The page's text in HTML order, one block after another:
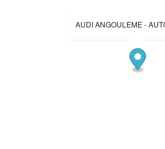
AUDI ANGOULEME -